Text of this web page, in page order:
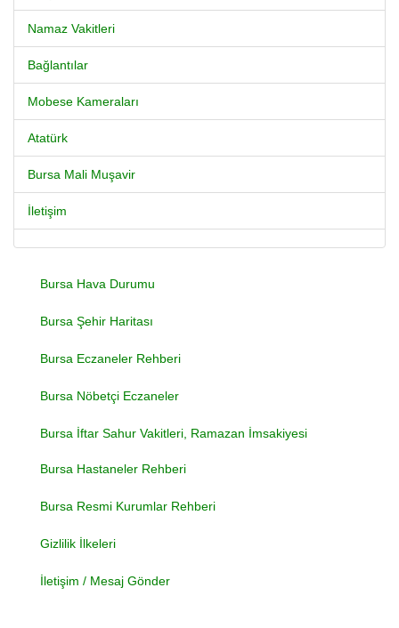
Namaz Vakitleri
Bağlantılar
Mobese Kameraları
Atatürk
Bursa Mali Muşavir
İletişim
Bursa Hava Durumu
Bursa Şehir Haritası
Bursa Eczaneler Rehberi
Bursa Nöbetçi Eczaneler
Bursa İftar Sahur Vakitleri, Ramazan İmsakiyesi
Bursa Hastaneler Rehberi
Bursa Resmi Kurumlar Rehberi
Gizlilik İlkeleri
İletişim / Mesaj Gönder